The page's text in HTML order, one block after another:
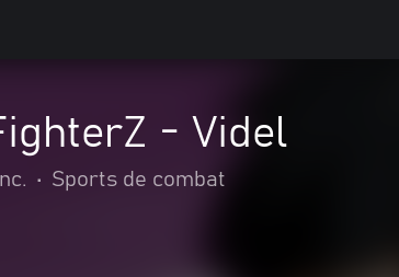
- Videl
• Sports de combat